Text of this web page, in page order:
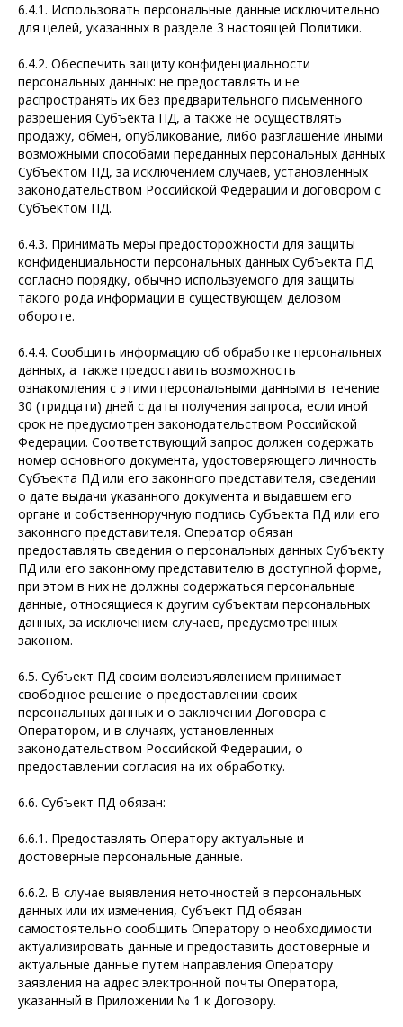
6.4.1. Использовать персональные данные исключительно
для целей, указанных в разделе 3 настоящей Политики.
6.4.2. Обеспечить защиту конфиденциальности
персональных данных: не предоставлять и не
распространять их без предварительного письменного
разрешения Субъекта ПД, а также не осуществлять
продажу, обмен, опубликование, либо разглашение иными
возможными способами переданных персональных данных
Субъектом ПД, за исключением случаев, установленных
законодательством Российской Федерации и договором с
Субъектом ПД.
6.4.3. Принимать меры предосторожности для защиты
конфиденциальности персональных данных Субъекта ПД
согласно порядку, обычно используемого для защиты
такого рода информации в существующем деловом
обороте.
6.4.4. Сообщить информацию об обработке персональных
данных, а также предоставить возможность
ознакомления с этими персональными данными в течение
30 (тридцати) дней с даты получения запроса, если иной
срок не предусмотрен законодательством Российской
Федерации. Соответствующий запрос должен содержать
номер основного документа, удостоверяющего личность
Субъекта ПД или его законного представителя, сведении
о дате выдачи указанного документа и выдавшем его
органе и собственноручную подпись Субъекта ПД или его
законного представителя. Оператор обязан
предоставлять сведения о персональных данных Субъекту
ПД или его законному представителю в доступной форме,
при этом в них не должны содержаться персональные
данные, относящиеся к другим субъектам персональных
данных, за исключением случаев, предусмотренных
законом.
6.5. Субъект ПД своим волеизъявлением принимает
свободное решение о предоставлении своих
персональных данных и о заключении Договора с
Оператором, и в случаях, установленных
законодательством Российской Федерации, о
предоставлении согласия на их обработку.
6.6. Субъект ПД обязан:
6.6.1. Предоставлять Оператору актуальные и
достоверные персональные данные.
6.6.2. В случае выявления неточностей в персональных
данных или их изменения, Субъект ПД обязан
самостоятельно сообщить Оператору о необходимости
актуализировать данные и предоставить достоверные и
актуальные данные путем направления Оператору
заявления на адрес электронной почты Оператора,
указанный в Приложении № 1 к Договору.